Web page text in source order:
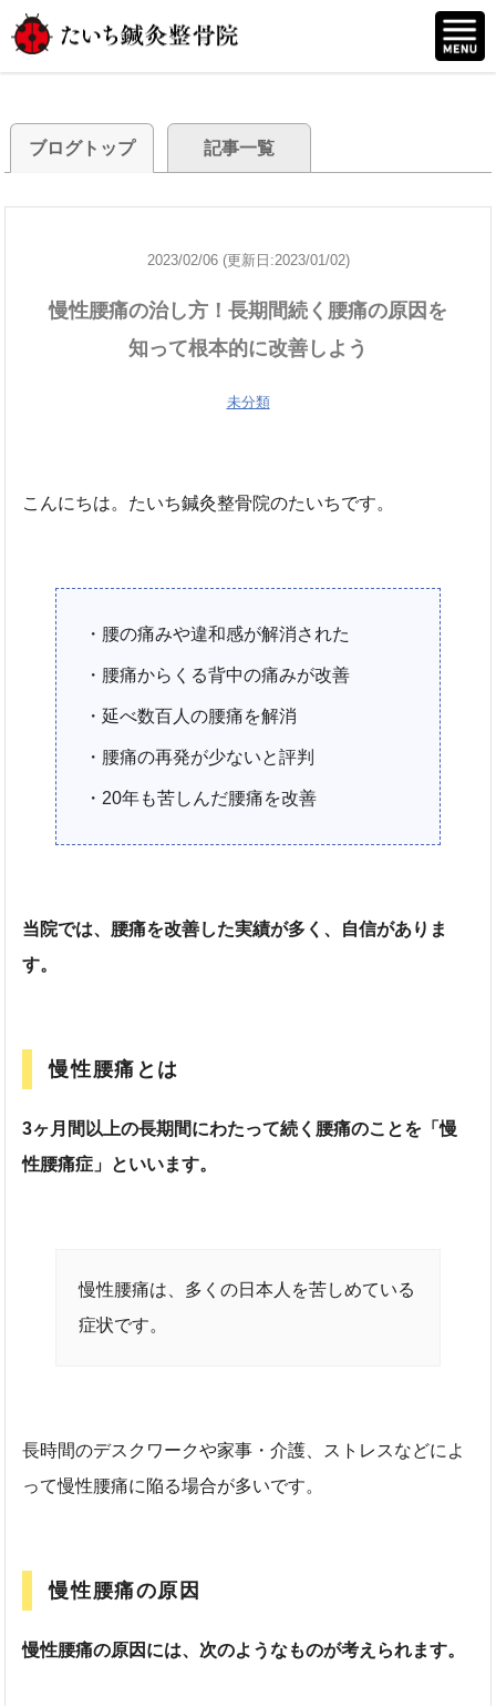
ブログトップ 記事一覧
2023/02/06 (更新日:2023/01/02)
慢性腰痛の治し方！長期間続く腰痛の原因を
知って根本的に改善しよう
未分類
こんにちは。たいち鍼灸整骨院のたいちです。
・腰の痛みや違和感が解消された
・腰痛からくる背中の痛みが改善
・延べ数百人の腰痛を解消
・腰痛の再発が少ないと評判
・20年も苦しんだ腰痛を改善
当院では、腰痛を改善した実績が多く、自信がありま
す。
慢性腰痛とは
3ヶ月間以上の長期間にわたって続く腰痛のことを「慢
性腰痛症」といいます。
慢性腰痛は、多くの日本人を苦しめている
症状です。
長時間のデスクワークや家事・介護、ストレスなどによ
って慢性腰痛に陥る場合が多いです。
慢性腰痛の原因
慢性腰痛の原因には、次のようなものが考えられます。